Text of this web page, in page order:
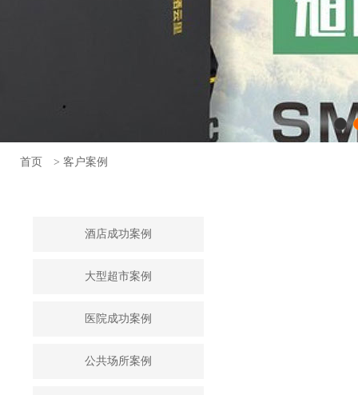
首页 > 客户案例
酒店成功案例
大型超市案例
医院成功案例
公共场所案例